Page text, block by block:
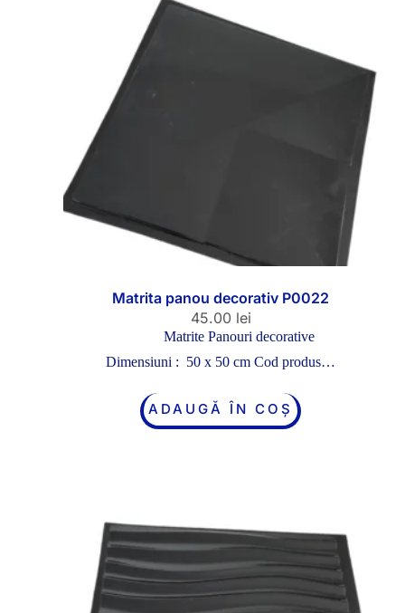
Matrita panou decorativ P0022
45.00 lei
Matrite Panouri decorative
Dimensiuni : 50 x 50 cm Cod produs…
ADAUGĂ ÎN COȘ